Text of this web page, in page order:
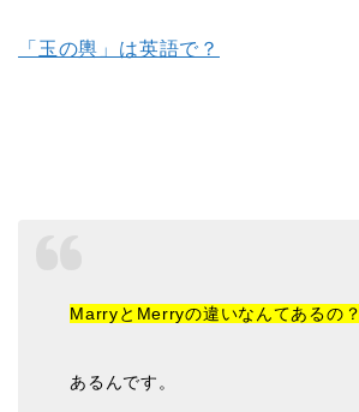
「玉の輿」は英語で？
MarryとMerryの違いなんてあるの？
あるんです。